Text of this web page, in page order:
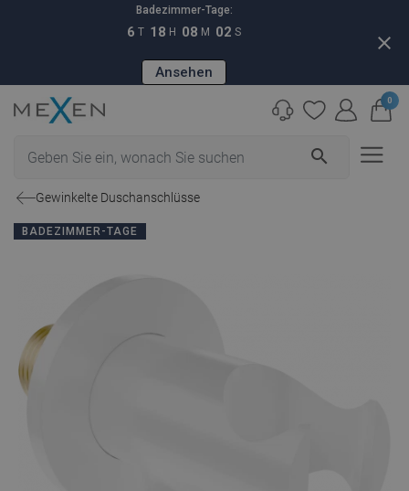
Badezimmer-Tage:
6 T 18 H 08 M 01 S
Ansehen
close
search
0
Gewinkelte Duschanschlüsse
BADEZIMMER-TAGE